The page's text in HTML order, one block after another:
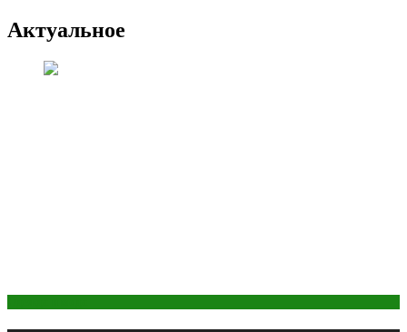
Актуальное